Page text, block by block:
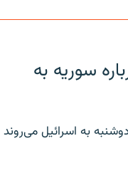
سوریه به
به اسرائیل می‌روند